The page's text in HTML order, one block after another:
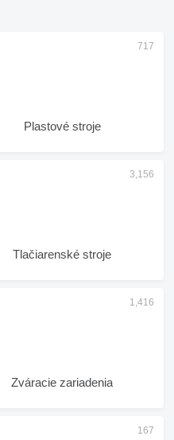
Plastové stroje
Tlačiarenské stroje
Zváracie zariadenia